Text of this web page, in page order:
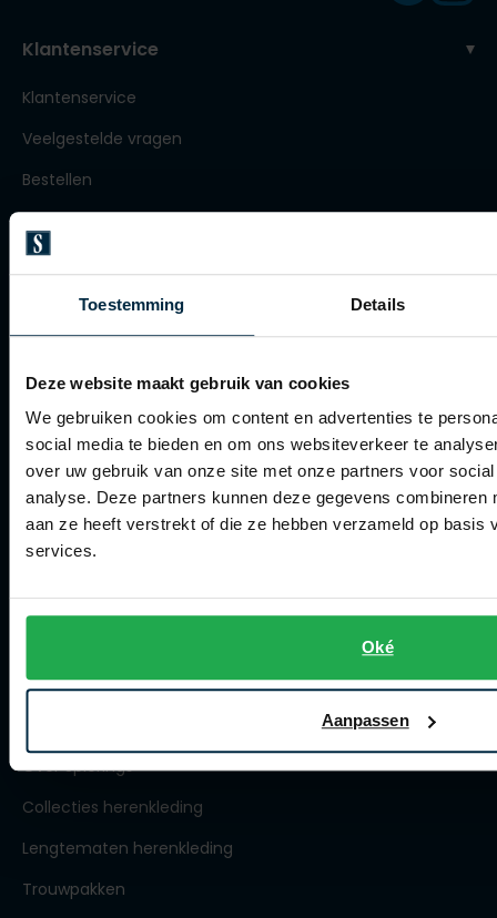
Toestemming Details
Deze website maakt gebruik van cookies
We gebruiken cookies om content en advertenties te
social media te bieden en om ons websiteverkeer te
over uw gebruik van onze site met onze partners voor
analyse. Deze partners kunnen deze gegevens combineren
aan ze heeft verstrekt of die ze hebben verzameld op basis
services.
Oké
Aanpassen
Secrid
Slater
Thomas Maine
Tommy Hilfiger
Tramarossa
Vanguard
Klantenservice
Klantenservice
Veelgestelde vragen
Bestellen
Verzenden
Retourneren
Klachtenafhandeling
Actievoorwaarden
Artikelonderhoud
Winkel
Winkel
Contact winkel
Over Spierings
Collecties herenkleding
Lengtematen herenkleding
Trouwpakken